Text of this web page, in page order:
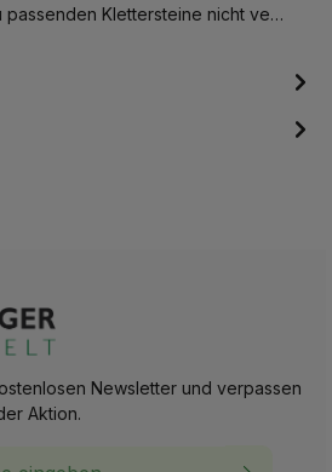
passenden Klettersteine nicht ve…
Newsletter und verpassen
Aktion.